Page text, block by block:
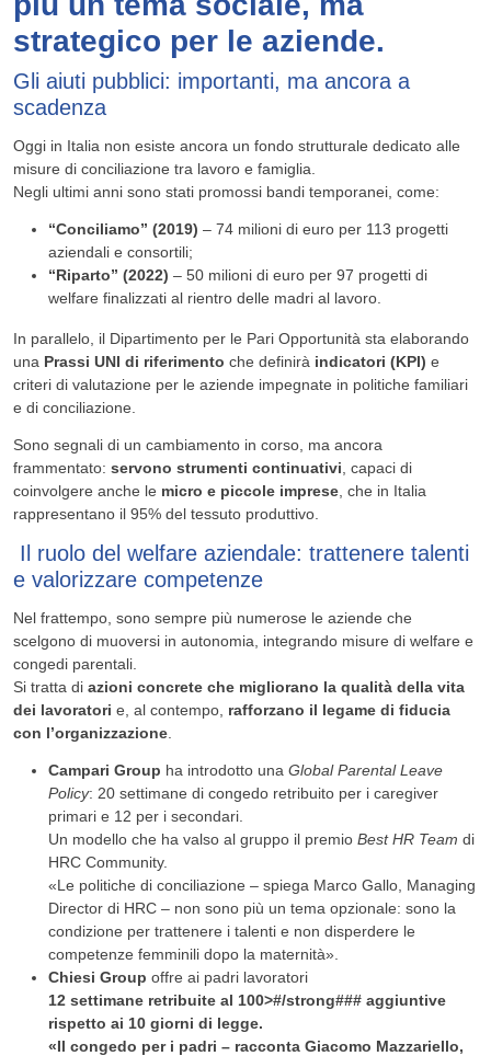
strategico per le aziende.
Gli aiuti pubblici: importanti, ma ancora a
scadenza
Oggi in Italia non esiste ancora un fondo strutturale dedicato alle
misure di conciliazione tra lavoro e famiglia.
Negli ultimi anni sono stati promossi bandi temporanei, come:
“Conciliamo” (2019) – 74 milioni di euro per 113 progetti
aziendali e consortili;
“Riparto” (2022) – 50 milioni di euro per 97 progetti di
welfare finalizzati al rientro delle madri al lavoro.
In parallelo, il Dipartimento per le Pari Opportunità sta elaborando
una Prassi UNI di riferimento che definirà indicatori (KPI) e
criteri di valutazione per le aziende impegnate in politiche familiari
e di conciliazione.
Sono segnali di un cambiamento in corso, ma ancora
frammentato: servono strumenti continuativi, capaci di
coinvolgere anche le micro e piccole imprese, che in Italia
rappresentano il 95% del tessuto produttivo.
Il ruolo del welfare aziendale: trattenere talenti
e valorizzare competenze
Nel frattempo, sono sempre più numerose le aziende che
scelgono di muoversi in autonomia, integrando misure di welfare e
congedi parentali.
Si tratta di azioni concrete che migliorano la qualità della vita
dei lavoratori e, al contempo, rafforzano il legame di fiducia
con l’organizzazione.
Campari Group ha introdotto una Global Parental Leave
Policy: 20 settimane di congedo retribuito per i caregiver
primari e 12 per i secondari.
Un modello che ha valso al gruppo il premio Best HR Team di
HRC Community.
«Le politiche di conciliazione – spiega Marco Gallo, Managing
Director di HRC – non sono più un tema opzionale: sono la
condizione per trattenere i talenti e non disperdere le
competenze femminili dopo la maternità».
Chiesi Group offre ai padri lavoratori
12 settimane retribuite al 100>#/strong### aggiuntive
rispetto ai 10 giorni di legge.
«Il congedo per i padri – racconta Giacomo Mazzariello,